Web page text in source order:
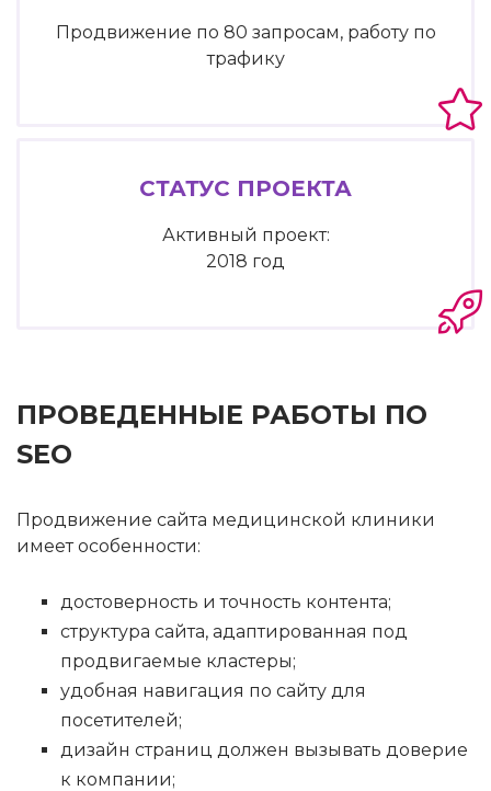
Продвижение по 80 запросам, работу по
трафику
СТАТУС ПРОЕКТА
Активный проект:
2018 год
ПРОВЕДЕННЫЕ РАБОТЫ ПО
SEO
Продвижение сайта медицинской клиники
имеет особенности:
достоверность и точность контента;
структура сайта, адаптированная под
продвигаемые кластеры;
удобная навигация по сайту для
посетителей;
дизайн страниц должен вызывать доверие
к компании;